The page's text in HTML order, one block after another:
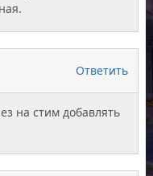
Ответить
на стим добавлять